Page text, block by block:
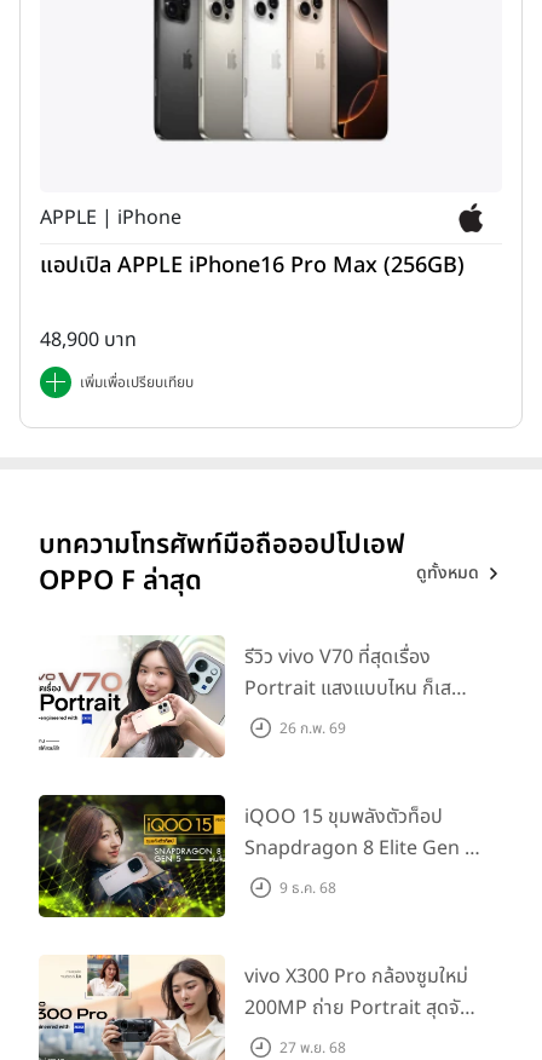
APPLE | iPhone
แอปเปิล APPLE iPhone16 Pro Max (256GB)
48,900 บาท
เพิ่มเพื่อเปรียบเทียบ
บทความโทรศัพท์มือถือออปโปเอฟ
OPPO F ล่าสุด
ดูทั้งหมด
รีวิว vivo V70 ที่สุดเรื่อง
Portrait แสงแบบไหน ก็เส
กช็อตให้สวยได้!
26 ก.พ. 69
iQOO 15 ขุมพลังตัวท็อป
Snapdragon 8 Elite Gen 5
เล่นลื่นทุกเกม!
9 ธ.ค. 68
vivo X300 Pro กล้องซูมใหม่
200MP ถ่าย Portrait สุดจัด
ต่อเลนส์เสริมได้!
27 พ.ย. 68